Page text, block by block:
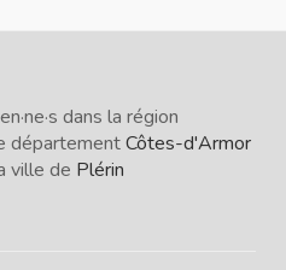
dans la région
départementCôtes-d'Armor
ville de Plérin